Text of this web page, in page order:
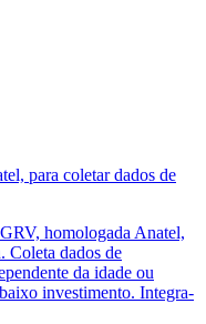
para coletar dados de
homologada Anatel,
Coleta dados de
da idade ou
investimento. Integra-